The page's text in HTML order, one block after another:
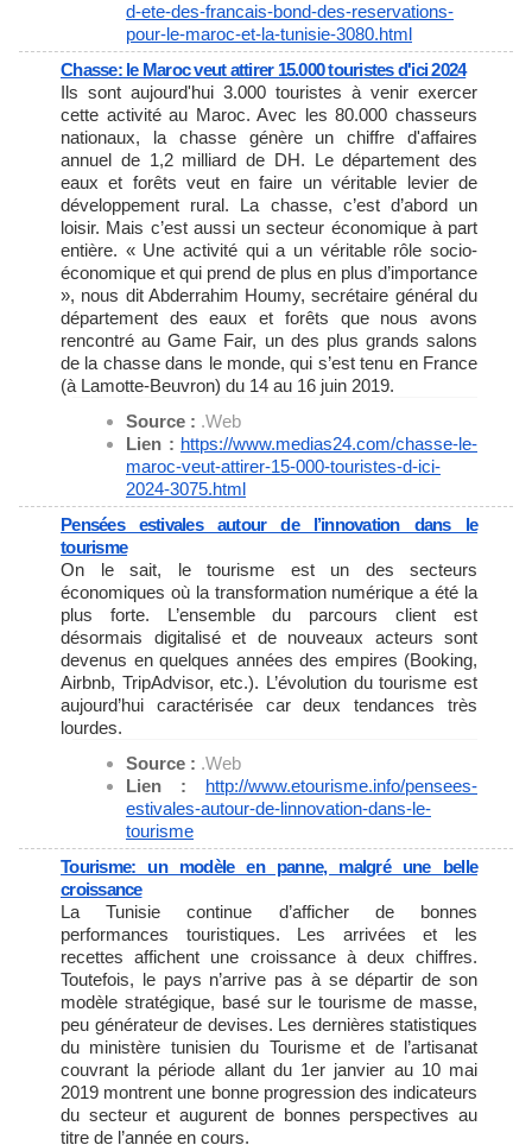
d-ete-des-francais-bond-des-reservations-
pour-le-maroc-et-la-tunisie-3080.html
Chasse: le Maroc veut attirer 15.000 touristes d'ici 2024
Ils sont aujourd'hui 3.000 touristes à venir exercer
cette activité au Maroc. Avec les 80.000 chasseurs
nationaux, la chasse génère un chiffre d'affaires
annuel de 1,2 milliard de DH. Le département des
eaux et forêts veut en faire un véritable levier de
développement rural. La chasse, c’est d’abord un
loisir. Mais c’est aussi un secteur économique à part
entière. « Une activité qui a un véritable rôle socio-
économique et qui prend de plus en plus d’importance
», nous dit Abderrahim Houmy, secrétaire général du
département des eaux et forêts que nous avons
rencontré au Game Fair, un des plus grands salons
de la chasse dans le monde, qui s’est tenu en France
(à Lamotte-Beuvron) du 14 au 16 juin 2019.
Source : .Web
Lien : https://www.medias24.com/chasse-le-
maroc-veut-attirer-15-000-touristes-d-ici-
2024-3075.html
Pensées estivales autour de l’innovation dans le
tourisme
On le sait, le tourisme est un des secteurs
économiques où la transformation numérique a été la
plus forte. L’ensemble du parcours client est
désormais digitalisé et de nouveaux acteurs sont
devenus en quelques années des empires (Booking,
Airbnb, TripAdvisor, etc.). L’évolution du tourisme est
aujourd’hui caractérisée car deux tendances très
lourdes.
Source : .Web
Lien : http://www.etourisme.info/pensees-
estivales-autour-de-linnovation-dans-le-
tourisme
Tourisme: un modèle en panne, malgré une belle
croissance
La Tunisie continue d’afficher de bonnes
performances touristiques. Les arrivées et les
recettes affichent une croissance à deux chiffres.
Toutefois, le pays n’arrive pas à se départir de son
modèle stratégique, basé sur le tourisme de masse,
peu générateur de devises. Les dernières statistiques
du ministère tunisien du Tourisme et de l’artisanat
couvrant la période allant du 1er janvier au 10 mai
2019 montrent une bonne progression des indicateurs
du secteur et augurent de bonnes perspectives au
titre de l’année en cours.